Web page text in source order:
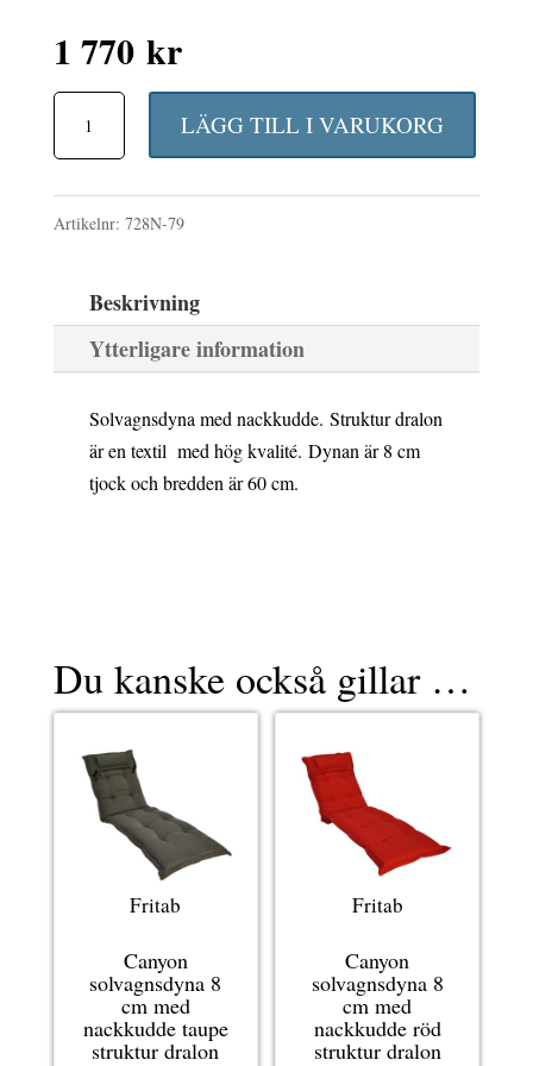
1 770 kr
solvagnsdyna
8
cm
nackkudde
grön
dralon
mängd
LÄGG TILL I VARUKORG
Artikelnr: 728N-79
Beskrivning
Ytterligare information
Solvagnsdyna med nackkudde. Struktur dralon
är en textil med hög kvalité. Dynan är 8 cm
tjock och bredden är 60 cm.
Du kanske också gillar …
Fritab
Canyon
solvagnsdyna 8
cm med
nackkudde taupe
struktur dralon
Fritab
Canyon
solvagnsdyna 8
cm med
nackkudde röd
struktur dralon